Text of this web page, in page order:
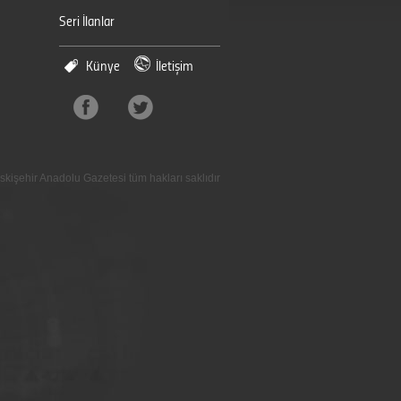
Seri İlanlar
Künye İletişim
Anadolu Gazetesi tüm hakları saklıdır